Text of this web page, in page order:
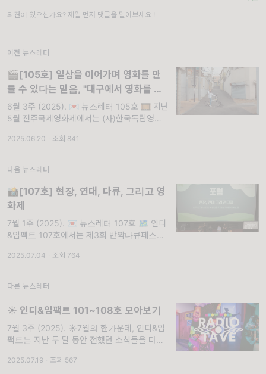
의견이 있으신가요? 제일 먼저 댓글을 달아보세요 !
이전 뉴스레터
🎬[105호] 일상을 이어가며 영화를 만
들 수 있다는 믿음, "대구에서 영화를 만
들고 있습니다."
6월 3주 (2025). 💌 뉴스레터 105호 🎞️ 지난
5월 전주국제영화제에서는 (사)한국독립영화
까'라는 포럼이 열렸는데요. 이 자리에 패널로
2025.06.20 조회 841
다음 뉴스레터
📸[107호] 현장, 연대, 다큐, 그리고 영
화제
7월 1주 (2025). 💌 뉴스레터 107호 🗺️ 인디
&임팩트 107호에서는 제3회 반짝다큐페스티
담았습니다! 이번 포럼은 “현장, 연대 그리고 다
2025.07.04 조회 764
다른 뉴스레터
☀️ 인디&임팩트 101~108호 모아보기
7월 3주 (2025). ☀️7월의 한가운데, 인디&임
팩트는 지난 두 달 동안 전했던 소식들을 다시
터리 산업, 지역영화의 지속가능성, 생성형 AI
2025.07.19 조회 567